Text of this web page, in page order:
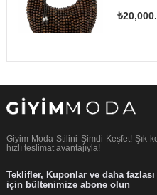
Giyim Moda Stilini Şimdi Keşfet! Şık
hızlı teslimat avantajıyla!
Teklifler, Kuponlar ve daha
için bültenimize abone olun